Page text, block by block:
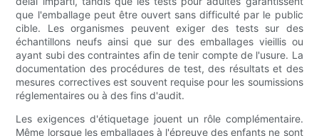
que l'emballage peut être ouvert sans difficulté par le public
cible. Les organismes peuvent exiger des tests sur des
échantillons neufs ainsi que sur des emballages vieillis ou
ayant subi des contraintes afin de tenir compte de l'usure. La
documentation des procédures de test, des résultats et des
mesures correctives est souvent requise pour les soumissions
réglementaires ou à des fins d'audit.
Les exigences d'étiquetage jouent un rôle complémentaire.
Même lorsque les emballages à l'épreuve des enfants ne sont